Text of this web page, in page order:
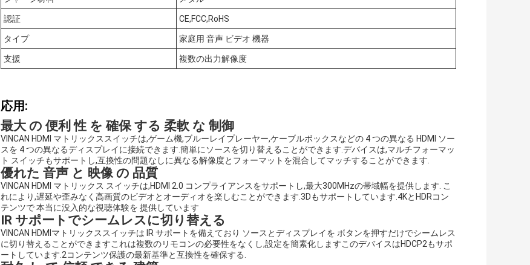
認証 CE,FCC,RoHS
タイプ 家庭用 音声 ビデオ 機器
支援 複数の出力解像度
応用:
最大 の 便利 性 を 確保 する 柔軟 な 制御
VINCAN HDMI マトリックススイッチは,ゲーム機,ブルーレイプレーヤー,ケーブルボックスなどの 4 つの異なる HDMI ソー
スを 4 つの異なるディスプレイに接続できます.簡単にソースを切り替えることができます.デバイスは,マルチフォーマッ
ト スイッチもサポートし,互換性の問題なしに異なる解像度とフォーマットを混合してマッチすることができます.
優れた 音声 と 映像 の 品質
VINCAN HDMI マトリックス スイッチは,HDMI 2.0 コンプライアンスをサポートし,最大300MHzの帯域幅を提供します. こ
れにより,遅延や歪みなく高画質のビデオとオーディオを楽しむことができます.3Dもサポートしています.4KとHDRコン
テンツで 本当に没入的な視聴体験を 提供しています
IR サポートでシームレスに切り替える
VINCAN HDMIマトリックススイッチは IR サポートを備えており ソースとディスプレイを ボタンを押すだけでシームレス
に切り替えることができますこれは複数のリモコンの必要性をなくし,設定を簡素化しますこのデバイスはHDCP2もサポ
ートしています.2コンテンツ保護の最新基準と互換性を確保する.